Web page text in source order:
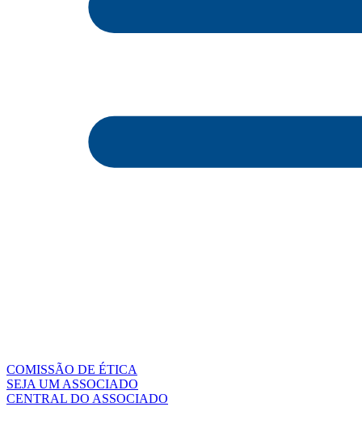
COMISSÃO DE ÉTICA
SEJA UM ASSOCIADO
CENTRAL DO ASSOCIADO